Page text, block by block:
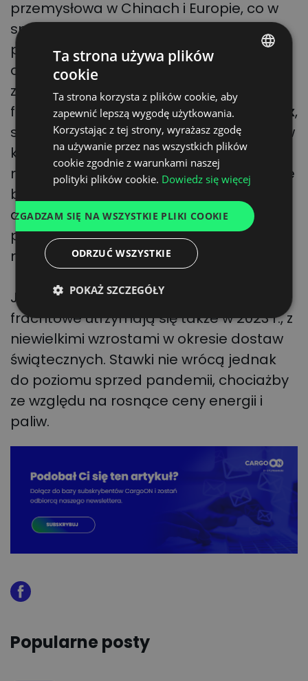
przemysłowa w Chinach i Europie, co w
sposób naturalny odczuwają także
przewoźnicy kolejowi, a za chwilę mocniej
odczują także przewoźnicy drogowi. Jak
zwraca uwagęPatrik Berglund, prezes
firmy analitycznejXeneta Shipping Index,
spadają także stawki wynikające z umów
kontraktowych, choć spedytorzy morscy
niechętnie na nie przystają. W listopadzie
br. spadły gwałtownie o 5,7% w stosunku
do poprzedniego miesiąca, choć
podobna sytuacja nie miała wcześniej
miejsca.
Jak przewidują eksperci, niskie stawki
frachtowe utrzymają się także w 2023 r., z
niewielkimi wzrostami w okresie dostaw
świątecznych. Stawki nie wrócą jednak
do poziomu sprzed pandemii, chociażby
ze względu na rosnące ceny energii i
paliw.
Popularne posty
ENGLISH
GERMAN
UKRAINIAN
FRENCH
Ta strona używa plików
cookie
Ta strona korzysta z plików cookie, aby
zapewnić lepszą wygodę użytkowania.
Korzystając z tej strony, wyrażasz zgodę
na używanie przez nas wszystkich plików
cookie zgodnie z warunkami naszej
polityki plików cookie. Dowiedz się więcej
ZGADZAM SIĘ NA WSZYSTKIE PLIKI COOKIE
ODRZUĆ WSZYSTKIE
POKAŻ SZCZEGÓŁY